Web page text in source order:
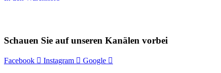
Schauen Sie auf unseren Kanälen vorbei
Facebook Instagram Google